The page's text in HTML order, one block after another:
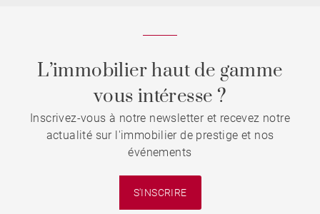
L’immobilier haut de gamme
vous intéresse ?
Inscrivez-vous à notre newsletter et recevez notre
actualité sur l'immobilier de prestige et nos
événements
S'INSCRIRE